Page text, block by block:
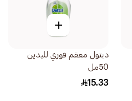
+
ديتول معقم فوري لليدين
50مل
15.33